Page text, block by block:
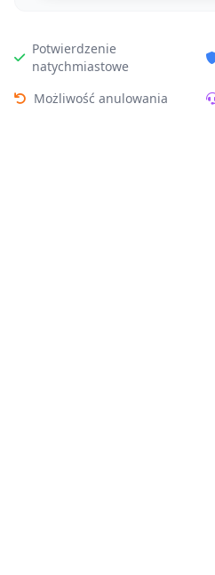
Potwierdzenie
natychmiastowe
Możliwość anulowania